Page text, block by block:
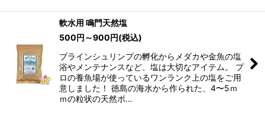
軟水用 鳴門天然塩
500円 ～900円(税込)
ブラインシュリンプの孵化からメダカや金魚の塩
浴やメンテナンスなど、塩は大切なアイテム。 プ
ロの養魚場が使っているワンランク上の塩をご用
意しました！ 徳島の海水から作られた、4〜5ｍ
ｍの粒状の天然ボ…